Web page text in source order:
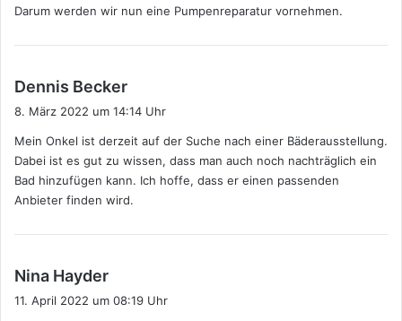
Darum werden wir nun eine Pumpenreparatur vornehmen.
Dennis Becker
a
t
:
8. März 2022 um 14:14 Uhr
Mein Onkel ist derzeit auf der Suche nach einer Bäderausstellung.
Dabei ist es gut zu wissen, dass man auch noch nachträglich ein
Bad hinzufügen kann. Ich hoffe, dass er einen passenden
Anbieter finden wird.
Nina Hayder
11. April 2022 um 08:19 Uhr